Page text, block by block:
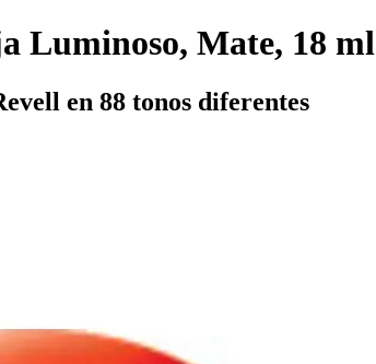
Luminoso, Mate, 18 ml
en 88 tonos diferentes